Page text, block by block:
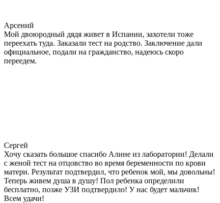
Арсений
Мой двоюродный дядя живет в Испании, захотели тоже
переехать туда. Заказали тест на родство. Заключение дали
официальное, подали на гражданство, надеюсь скоро
переедем.
Сергей
Хочу сказать большое спасибо Алине из лаборатории! Делали
с женой тест на отцовство во время беременности по крови
матери. Результат подтвердил, что ребенок мой, мы довольны!
Теперь живем душа в душу! Пол ребенка определили
бесплатно, позже УЗИ подтвердило! У нас будет мальчик!
Всем удачи!